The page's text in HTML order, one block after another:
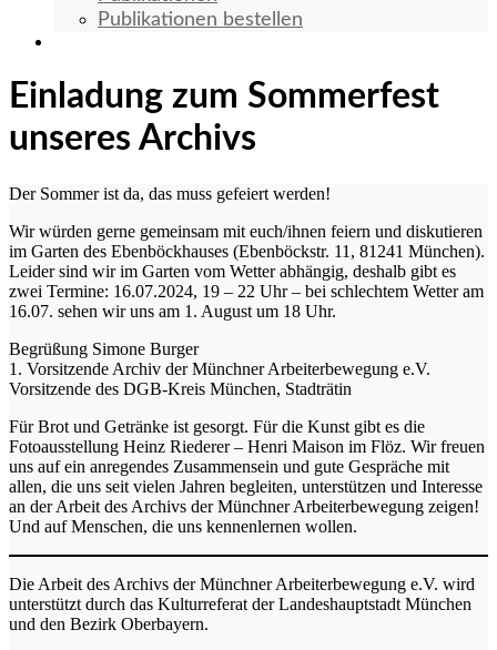
Publikationen bestellen
Einladung zum Sommerfest
unseres Archivs
Der Sommer ist da, das muss gefeiert werden!
Wir würden gerne gemeinsam mit euch/ihnen feiern und diskutieren
im Garten des Ebenböckhauses (Ebenböckstr. 11, 81241 München).
Leider sind wir im Garten vom Wetter abhängig, deshalb gibt es
zwei Termine: 16.07.2024, 19 – 22 Uhr – bei schlechtem Wetter am
16.07. sehen wir uns am 1. August um 18 Uhr.
Begrüßung Simone Burger
1. Vorsitzende Archiv der Münchner Arbeiterbewegung e.V.
Vorsitzende des DGB-Kreis München, Stadträtin
Für Brot und Getränke ist gesorgt. Für die Kunst gibt es die
Fotoausstellung Heinz Riederer – Henri Maison im Flöz. Wir freuen
uns auf ein anregendes Zusammensein und gute Gespräche mit
allen, die uns seit vielen Jahren begleiten, unterstützen und Interesse
an der Arbeit des Archivs der Münchner Arbeiterbewegung zeigen!
Und auf Menschen, die uns kennenlernen wollen.
Die Arbeit des Archivs der Münchner Arbeiterbewegung e.V. wird
unterstützt durch das Kulturreferat der Landeshauptstadt München
und den Bezirk Oberbayern.